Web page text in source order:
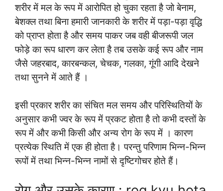
शरीर में मल के रूप में आरोपित हो चुका रहता है जो बेनाम,
बेशक्ल तथा बिना हमारी जानकारी के शरीर में पड़ा-पड़ा वृद्धि
को प्राप्त होता है और समय पाकर जब वही बीजरूपी जल
फोड़े का रूप धारण कर लेता है तब उसके कई रूप और नाम
जैसे जहरबाद, कारबन्कल, चेचक, गलका, गूंगी आदि देखने
तथा सुनने में आते हैं ।
इसी प्रकार शरीर का संचित मल समय और परिस्थितियों के
अनुसार कभी ज्वर के रूप में प्रकट होता है तो कभी दस्तों के
रूप में और कभी किसी और अन्य रोग के रूप में । कारण
प्रत्येक स्थिति में एक ही होता है। परन्तु परिणाम भिन्न-भिन्न
रूपों में तथा भिन्न-भिन्न नामों से दृष्टिगोचर होते हैं।